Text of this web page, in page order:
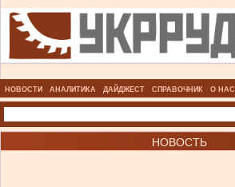
НОВОСТИ АНАЛИТИКА ДАЙДЖЕСТ СПРАВОЧНИК О НАС
НОВОСТЬ